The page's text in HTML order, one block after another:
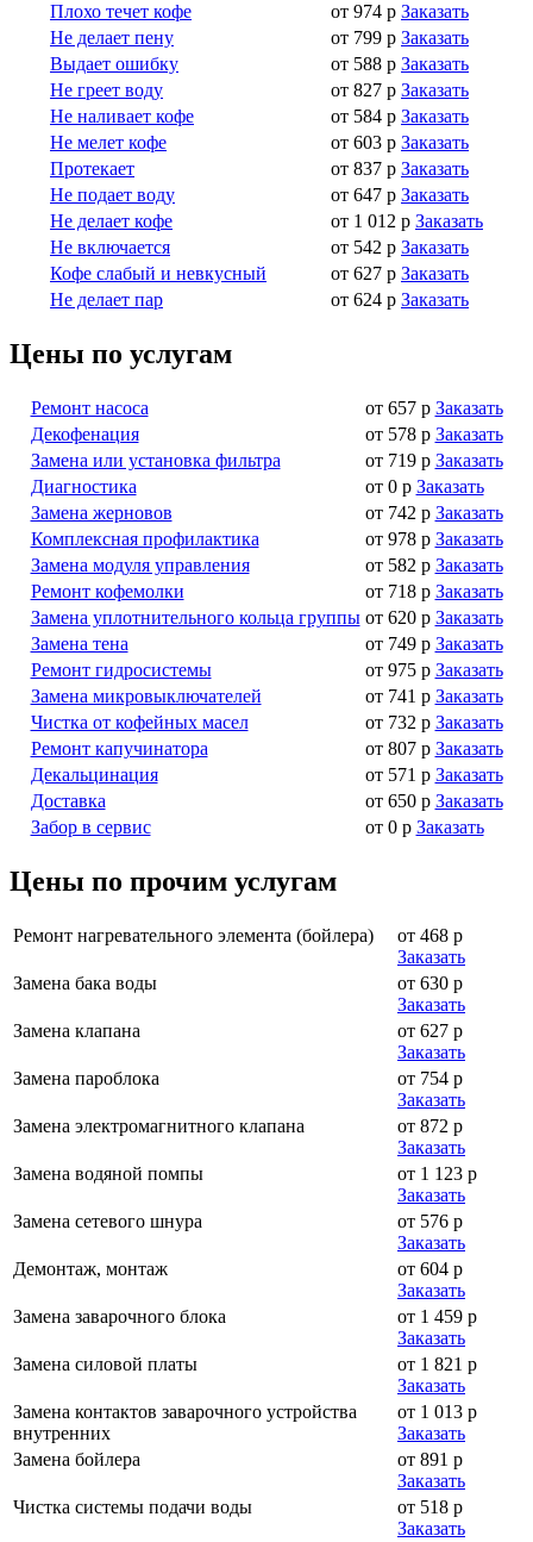
Плохо течет кофе от 974 р Заказать
Не делает пену
от 799 р Заказать
Выдает ошибку
от 588 р Заказать
Не греет воду
от 827 р Заказать
Не наливает кофе
от 584 р Заказать
Не мелет кофе
от 603 р Заказать
Протекает
от 837 р Заказать
Не подает воду
от 647 р Заказать
Не делает кофе
от 1 012 р Заказать
Не включается
от 542 р Заказать
Кофе слабый и невкусный
от 627 р Заказать
Не делает пар
от 624 р Заказать
Цены по услугам
Ремонт насоса от 657 р Заказать
Декофенация
от 578 р Заказать
Замена или установка фильтра
от 719 р Заказать
Диагностика
от 0 р Заказать
Замена жерновов
от 742 р Заказать
Комплексная профилактика
от 978 р Заказать
Замена модуля управления
от 582 р Заказать
Ремонт кофемолки
от 718 р Заказать
Замена уплотнительного кольца группы от 620 р Заказать
Замена тена
от 749 р Заказать
Ремонт гидросистемы
от 975 р Заказать
Замена микровыключателей
от 741 р Заказать
Чистка от кофейных масел
от 732 р Заказать
Ремонт капучинатора
от 807 р Заказать
Декальцинация
от 571 р Заказать
Доставка
от 650 р Заказать
Забор в сервис
от 0 р Заказать
Цены по прочим услугам
Ремонт нагревательного элемента (бойлера)
от 468 р
Заказать
Замена бака воды
от 630 р
Заказать
Замена клапана
от 627 р
Заказать
Замена пароблока
от 754 р
Заказать
Замена электромагнитного клапана
от 872 р
Заказать
Замена водяной помпы
от 1 123 р
Заказать
Замена сетевого шнура
от 576 р
Заказать
Демонтаж, монтаж
от 604 р
Заказать
Замена заварочного блока
от 1 459 р
Заказать
Замена силовой платы
от 1 821 р
Заказать
Замена контактов заварочного устройства
внутренних
от 1 013 р
Заказать
Замена бойлера
от 891 р
Заказать
Чистка системы подачи воды
от 518 р
Заказать